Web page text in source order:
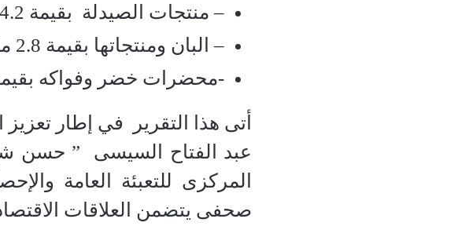
– منتجات الصيدلة بقيمة 4.2 مليون دولار.
– البان ومنتجاتها بقيمة 2.8 مليون دولار.
-محضرات خضر وفواكه بقيمة 2.5 مليون
أتى هذا التقرير في إطار
عبد الفتاح السيسى ” حسن
المركزى للتعبئة العامة
صحفى يتضمن العلاقات